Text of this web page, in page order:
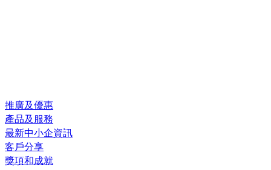
推廣及優惠
產品及服務
最新中小企資訊
客戶分享
獎項和成就